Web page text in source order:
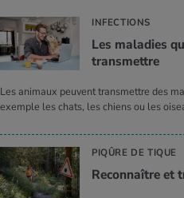
INFECTIONS
Les mala­dies
trans­mettre
Les animaux peuvent transmettre des
exemple les chats, les chiens ou les
PIQÛRE DE TIQUE
Recon­naître et